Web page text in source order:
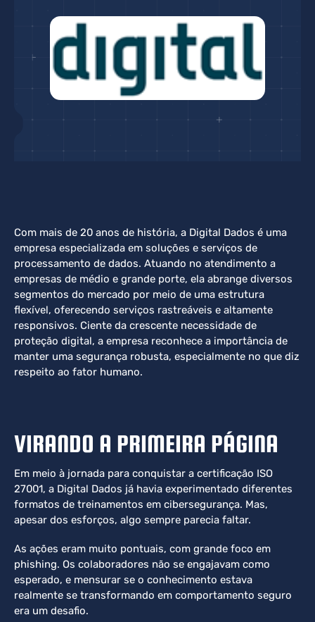
Com mais de 20 anos de história, a Digital Dados é uma
empresa especializada em soluções e serviços de
processamento de dados. Atuando no atendimento a
empresas de médio e grande porte, ela abrange diversos
segmentos do mercado por meio de uma estrutura
flexível, oferecendo serviços rastreáveis e altamente
responsivos. Ciente da crescente necessidade de
proteção digital, a empresa reconhece a importância de
manter uma segurança robusta, especialmente no que diz
respeito ao fator humano.
VIRANDO A PRIMEIRA PÁGINA
Em meio à jornada para conquistar a certificação ISO
27001, a Digital Dados já havia experimentado diferentes
formatos de treinamentos em cibersegurança. Mas,
apesar dos esforços, algo sempre parecia faltar.
As ações eram muito pontuais, com grande foco em
phishing. Os colaboradores não se engajavam como
esperado, e mensurar se o conhecimento estava
realmente se transformando em comportamento seguro
era um desafio.